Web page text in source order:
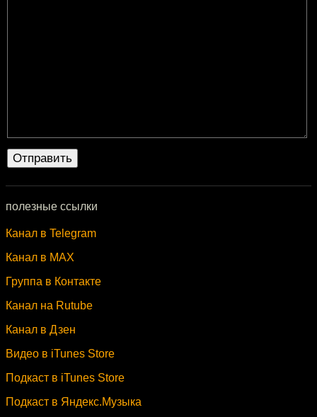
полезные ссылки
Канал в Telegram
Канал в MAX
Группа в Контакте
Канал на Rutube
Канал в Дзен
Видео в iTunes Store
Подкаст в iTunes Store
Подкаст в Яндекс.Музыка